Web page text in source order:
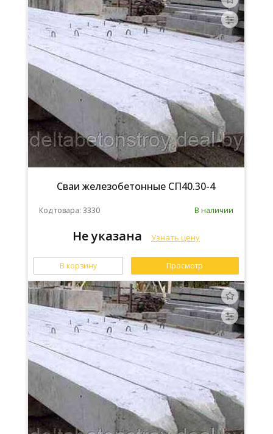
Сваи железобетонные СП40.30-4
Код товара: 3330 В наличии
Не указана Узнать цену
В корзину Просмотр